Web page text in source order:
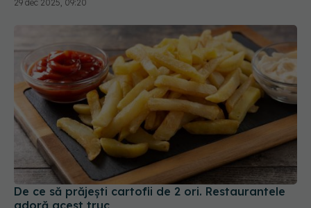
De ce să prăjești cartofii de 2 ori. Restaurantele
adoră acest truc
03 feb 2026, 17:20